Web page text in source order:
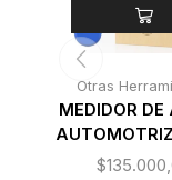
Otras
MEDIDOR DE
$